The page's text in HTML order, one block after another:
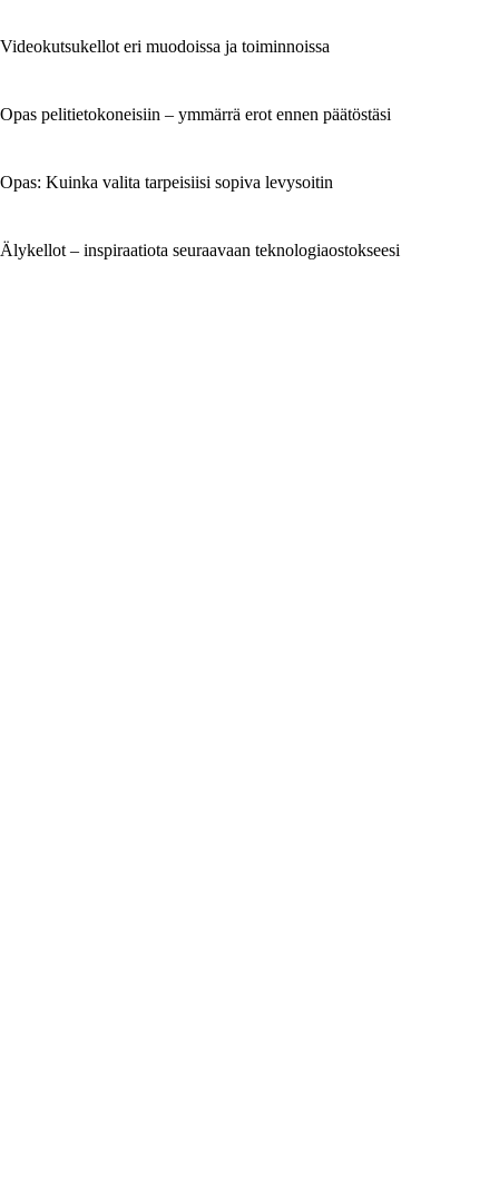
Videokutsukellot eri muodoissa ja toiminnoissa
Opas pelitietokoneisiin – ymmärrä erot ennen päätöstäsi
Opas: Kuinka valita tarpeisiisi sopiva levysoitin
Älykellot – inspiraatiota seuraavaan teknologiaostokseesi